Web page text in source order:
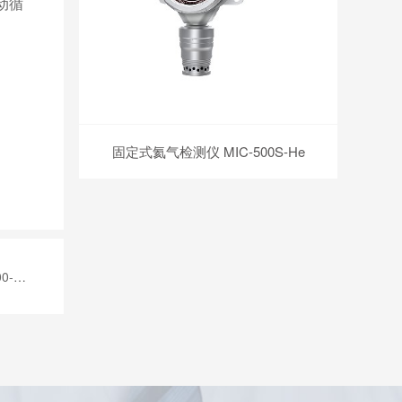
固定式氦气检测仪 MIC-500S-He